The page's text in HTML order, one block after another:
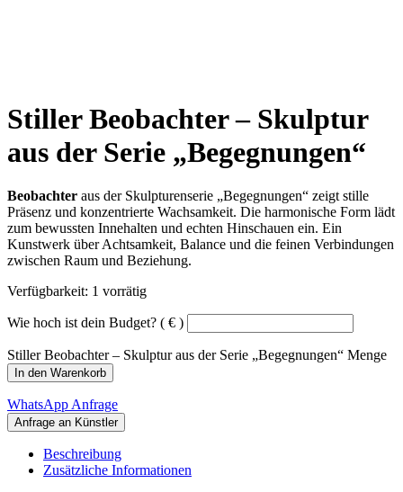
Stiller Beobachter – Skulptur
aus der Serie „Begegnungen“
Beobachter aus der Skulpturenserie „Begegnungen“ zeigt stille
Präsenz und konzentrierte Wachsamkeit. Die harmonische Form lädt
zum bewussten Innehalten und echten Hinschauen ein. Ein
Kunstwerk über Achtsamkeit, Balance und die feinen Verbindungen
zwischen Raum und Beziehung.
Verfügbarkeit: 1 vorrätig
Wie hoch ist dein Budget? ( € )
Stiller Beobachter – Skulptur aus der Serie „Begegnungen“ Menge
In den Warenkorb
WhatsApp Anfrage
Beschreibung
Zusätzliche Informationen